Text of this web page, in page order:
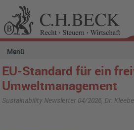
Menü
EU-Standard für ein
Umweltmanagement
Sustainability Newsletter 04/2026, Dr.